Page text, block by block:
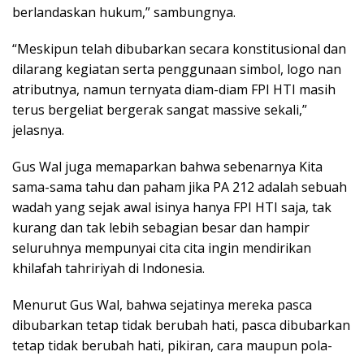
berlandaskan hukum,” sambungnya.
“Meskipun telah dibubarkan secara konstitusional dan
dilarang kegiatan serta penggunaan simbol, logo nan
atributnya, namun ternyata diam-diam FPI HTI masih
terus bergeliat bergerak sangat massive sekali,”
jelasnya.
Gus Wal juga memaparkan bahwa sebenarnya Kita
sama-sama tahu dan paham jika PA 212 adalah sebuah
wadah yang sejak awal isinya hanya FPI HTI saja, tak
kurang dan tak lebih sebagian besar dan hampir
seluruhnya mempunyai cita cita ingin mendirikan
khilafah tahririyah di Indonesia.
Menurut Gus Wal, bahwa sejatinya mereka pasca
dibubarkan tetap tidak berubah hati, pasca dibubarkan
tetap tidak berubah hati, pikiran, cara maupun pola-